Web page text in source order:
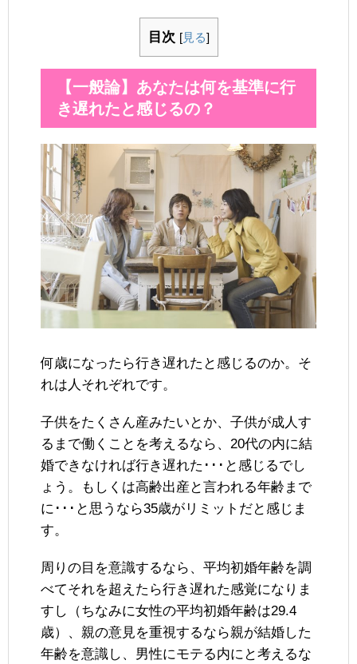
目次 [見る]
【一般論】あなたは何を基準に行
き遅れたと感じるの？
何歳になったら行き遅れたと感じるのか。そ
れは人それぞれです。
子供をたくさん産みたいとか、子供が成人す
るまで働くことを考えるなら、20代の内に結
婚できなければ行き遅れた･･･と感じるでし
ょう。もしくは高齢出産と言われる年齢まで
に･･･と思うなら35歳がリミットだと感じま
す。
周りの目を意識するなら、平均初婚年齢を調
べてそれを超えたら行き遅れた感覚になりま
すし（ちなみに女性の平均初婚年齢は29.4
歳）、親の意見を重視するなら親が結婚した
年齢を意識し、男性にモテる内にと考えるな